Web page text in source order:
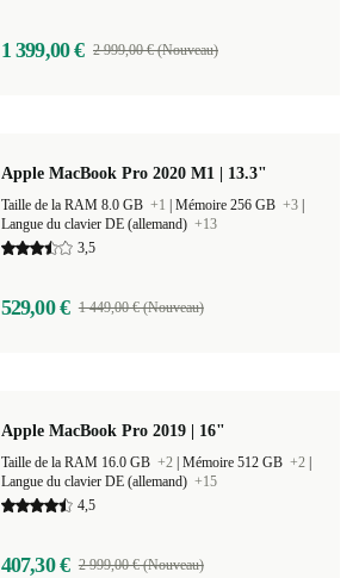
1 399,00 € 2 999,00 € (Nouveau)
Apple MacBook Pro 2020 M1 | 13.3"
Taille de la RAM 8.0 GB +1 Mémoire 256 GB +3
Langue du clavier DE (allemand) +13
3,5
529,00 € 1 449,00 € (Nouveau)
Apple MacBook Pro 2019 | 16"
Taille de la RAM 16.0 GB +2 Mémoire 512 GB +2
Langue du clavier DE (allemand) +15
4,5
407,30 € 2 999,00 € (Nouveau)